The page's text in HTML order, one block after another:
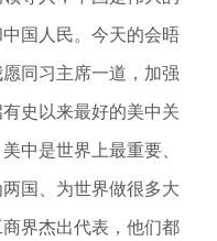
国人民。今天的会晤
同习主席一道，加强
史以来最好的美中关
中是世界上最重要、
国、为世界做很多大
界杰出代表，他们都